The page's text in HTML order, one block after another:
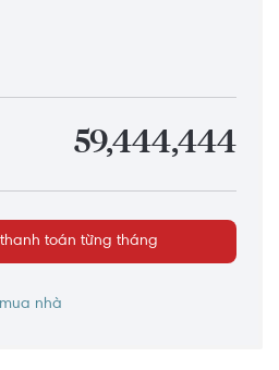
59,444,444
toán từng tháng
nhà